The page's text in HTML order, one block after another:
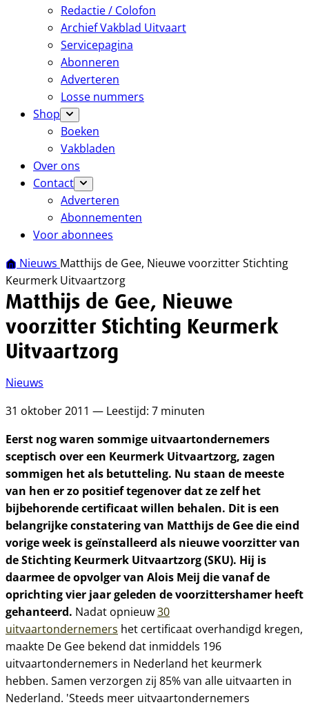
Redactie / Colofon
Archief Vakblad Uitvaart
Servicepagina
Abonneren
Adverteren
Losse nummers
Shop
Boeken
Vakbladen
Over ons
Contact
Adverteren
Abonnementen
Voor abonnees
Nieuws Matthijs de Gee, Nieuwe voorzitter Stichting
Keurmerk Uitvaartzorg
Matthijs de Gee, Nieuwe
voorzitter Stichting Keurmerk
Uitvaartzorg
Nieuws
31 oktober 2011 — Leestijd: 7 minuten
Eerst nog waren sommige uitvaartondernemers
sceptisch over een Keurmerk Uitvaartzorg, zagen
sommigen het als betutteling. Nu staan de meeste
van hen er zo positief tegenover dat ze zelf het
bijbehorende certificaat willen behalen. Dit is een
belangrijke constatering van Matthijs de Gee die eind
vorige week is geïnstalleerd als nieuwe voorzitter van
de Stichting Keurmerk Uitvaartzorg (SKU). Hij is
daarmee de opvolger van Alois Meij die vanaf de
oprichting vier jaar geleden de voorzittershamer heeft
gehanteerd. Nadat opnieuw30
uitvaartondernemers het certificaat overhandigd kregen,
maakte De Gee bekend dat inmiddels 196
uitvaartondernemers in Nederland het keurmerk
hebben. Samen verzorgen zij 85% van alle uitvaarten in
Nederland. 'Steeds meer uitvaartondernemers